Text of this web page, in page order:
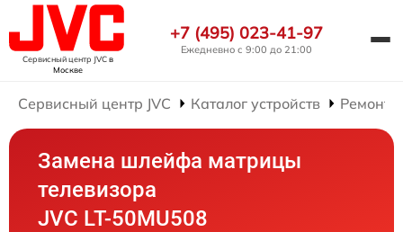
Сервисный центр JVCв
Москве
+7 (495) 023-41-97
Ежедневно с 9:00 до 21:00
Сервисный центр JVC Каталог устройств Ремонт
Замена шлейфа матрицы
телевизора
JVC LT-50MU508